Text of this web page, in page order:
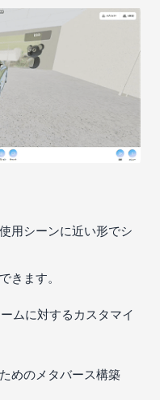
用シーンに近い形でシ
きます。
ムに対するカスタマイ
めのメタバース構築